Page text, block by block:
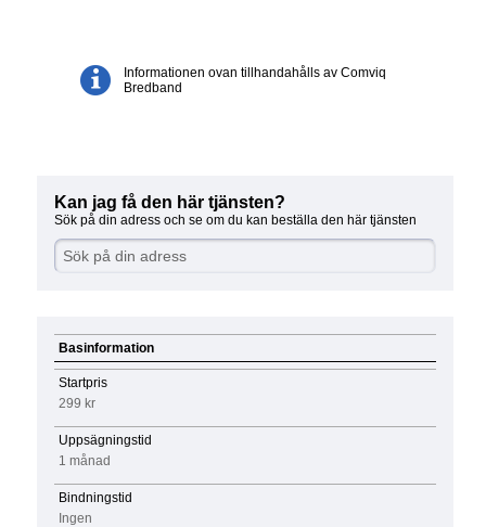
Informationen ovan tillhandahålls av Comviq
Bredband
Kan jag få den här tjänsten?
Sök på din adress och se om du kan beställa den här tjänsten
Basinformation
Startpris
299 kr
Uppsägningstid
1 månad
Bindningstid
Ingen